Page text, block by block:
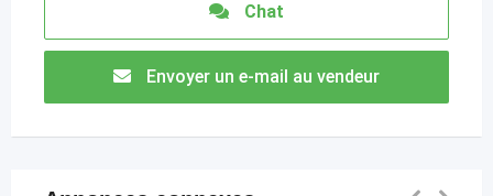
Chat
Envoyer un e-mail au vendeur